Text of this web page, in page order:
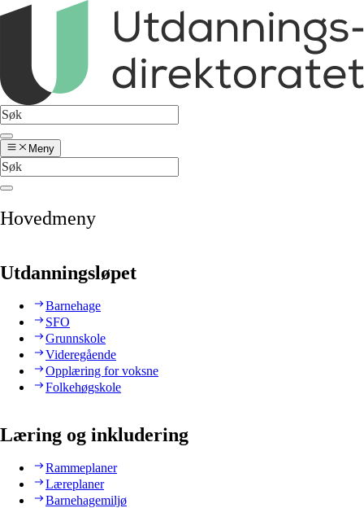
Meny
Hovedmeny
Utdanningsløpet
Barnehage
SFO
Grunnskole
Videregående
Opplæring for voksne
Folkehøgskole
Læring og inkludering
Rammeplaner
Læreplaner
Barnehagemiljø